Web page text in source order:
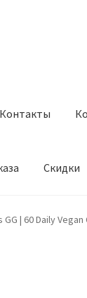
Контакты
Скидки
Мой
| 60 Daily